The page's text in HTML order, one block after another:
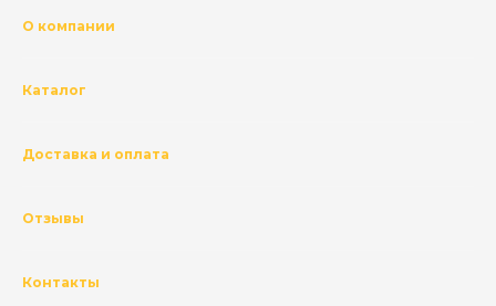
О компании
Каталог
Доставка и оплата
Отзывы
Контакты